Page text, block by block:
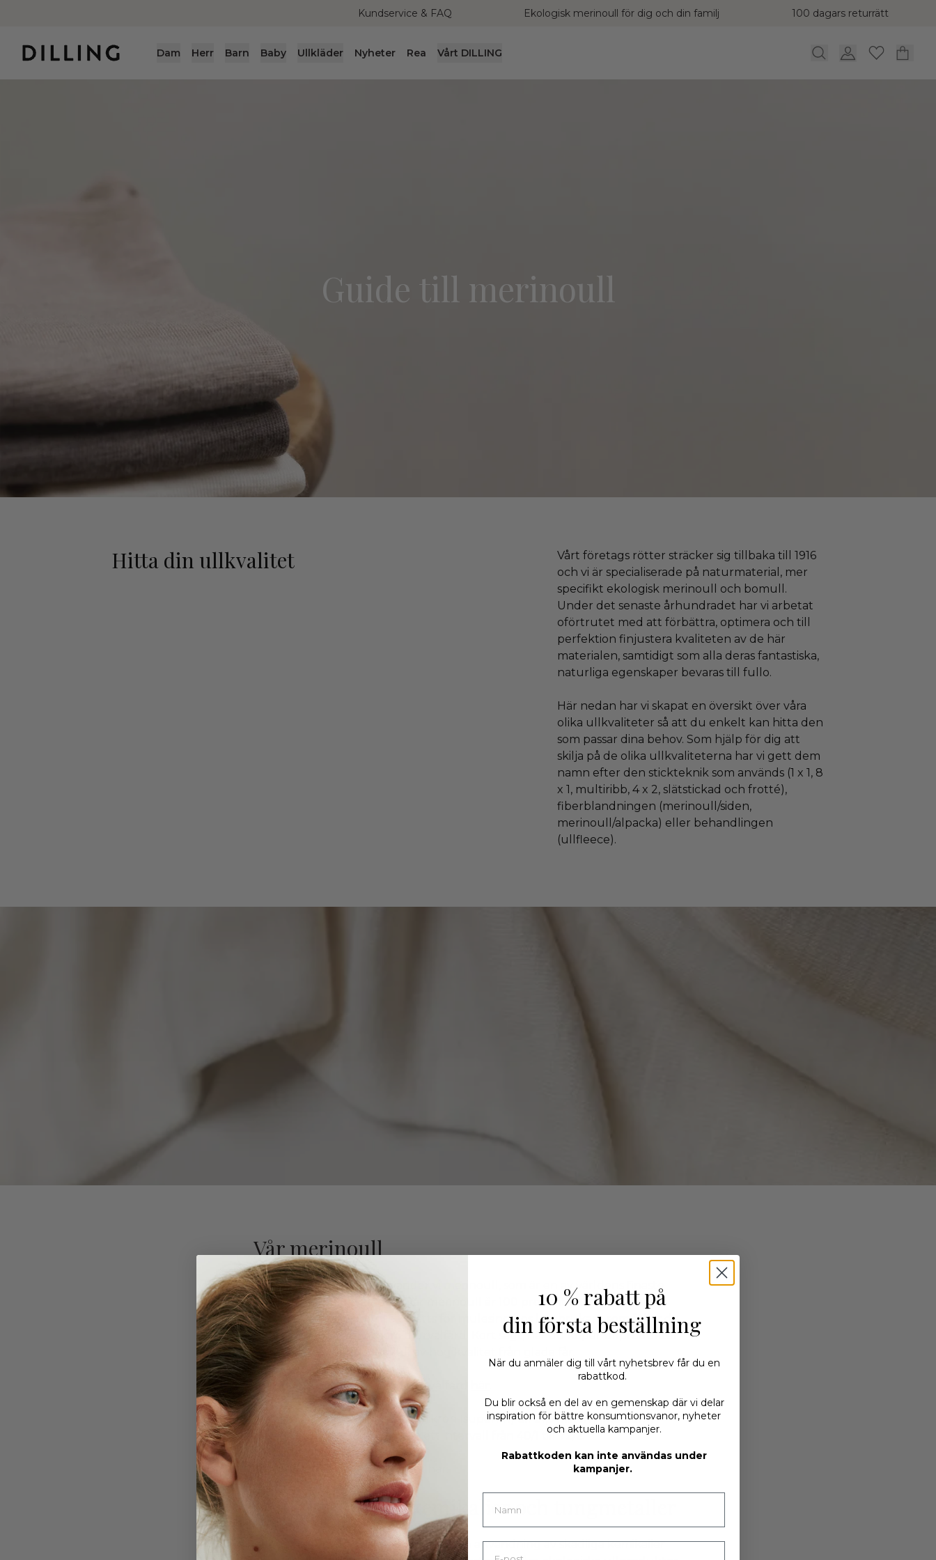
Kundservice & FAQ Ekologisk merinoull för dig och din familj 100 dagars returrätt
Dam Herr Barn Baby Ullkläder Nyheter Rea Vårt DILLING
Guide till merinoull
Hitta din ullkvalitet
Vårt företags rötter sträcker sig tillbaka till 1916
och vi är specialiserade på naturmaterial, mer
specifikt ekologisk merinoull och bomull.
Under det senaste århundradet har vi arbetat
oförtrutet med att förbättra, optimera och till
perfektion finjustera kvaliteten av de här
materialen, samtidigt som alla deras fantastiska,
naturliga egenskaper bevaras till fullo.
Här nedan har vi skapat en översikt över våra
olika ullkvaliteter så att du enkelt kan hitta den
som passar dina behov. Som hjälp för dig att
skilja på de olika ullkvaliteterna har vi gett dem
namn efter den stickteknik som används (1 x 1, 8
x 1, multiribb, 4 x 2, slätstickad och frotté),
fiberblandningen (merinoull/siden,
merinoull/alpacka) eller behandlingen
(ullfleece).
Vår merinoull
Till våra ullprodukter använder vi merinoull, som är en av världens finaste
och mjukaste ullkvaliteter. Vår merinoull är 100 procent ekologisk. Den
kommer från får som inte utsätts för mulesing hos lantbrukare som följer de
högsta standarderna inom djurvälfärd. Kort sagt, när du köper ullprodukter
från DILLING får du alltid ull av hög kvalitet från glada får.
Läs mer om våra djur och deras välfärd
Vi använder merinoull av 17,5 mikron (superfin) till 21,5 mikorn (medium) i
våra produkter med Nm inom ett intervall från 40/1 till 72/2.
Läs mer om ullens egenskaper
Fritt från farliga kemikalier och tungmetaller
Alla våra produkter har tillverkats utan användning av skadliga kemikalier
10 % rabatt på
din första beställning
När du anmäler dig till vårt nyhetsbrev får du en
rabattkod.
Du blir också en del av en gemenskap där vi delar
inspiration för bättre konsumtionsvanor, nyheter
och aktuella kampanjer.
Rabattkoden kan inte användas under
kampanjer.